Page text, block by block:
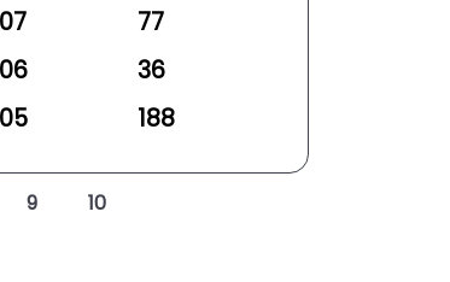
77
36
188
9 10